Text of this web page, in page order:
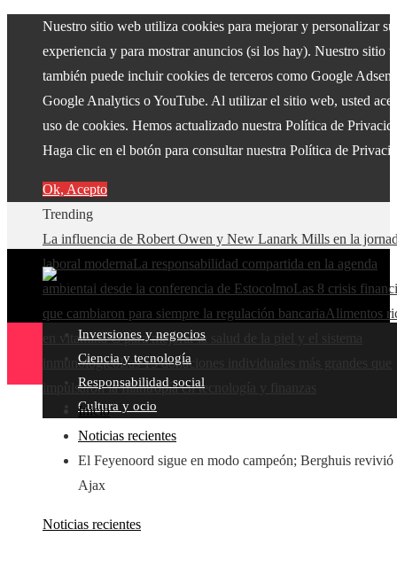
Nuestro sitio web utiliza cookies para mejorar y personalizar su
experiencia y para mostrar anuncios (si los hay). Nuestro sitio
también puede incluir cookies de terceros como Google
Google Analytics o YouTube. Al utilizar el sitio web, usted
uso de cookies. Hemos actualizado nuestra Política de
Haga clic en el botón para consultar nuestra Política de
Ok, Acepto
Trending
La influencia de Robert Owen y New Lanark Mills en la
laboral modernaLa responsabilidad compartida en la agenda
ambiental desde la conferencia de EstocolmoLas 8 crisis
que cambiaron para siempre la regulación bancariaAlimentos
en vitamina C para mejorar la salud de la piel y el sistema
inmunológicoLas 15 donaciones individuales más grandes que
impulsaron la filantropía en tecnología y finanzas
Inversiones y negocios
Ciencia y tecnología
Responsabilidad social
Cultura y ocio
Inicio
Noticias recientes
El Feyenoord sigue en modo campeón; Berghuis revivió
Ajax
Noticias recientes